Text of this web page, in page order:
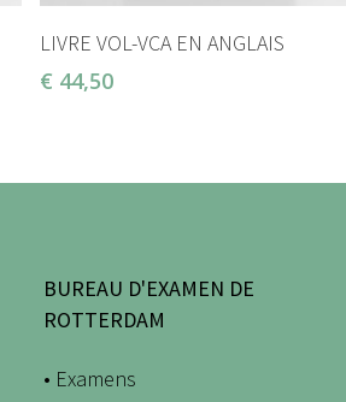
LIVRE VOL-VCA EN ANGLAIS
€ 44,50
BUREAU D'EXAMEN DE
ROTTERDAM
• Examens